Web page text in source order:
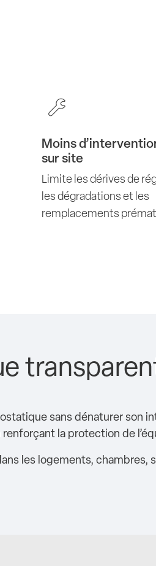
Moins
sur site
Limite les dérives de
les dégradations et les
remplacements
sans dénaturer son
la protection de
les logements,